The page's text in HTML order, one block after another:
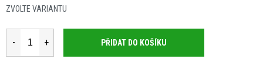
ZVOLTE VARIANTU
PŘIDAT DO KOŠÍKU